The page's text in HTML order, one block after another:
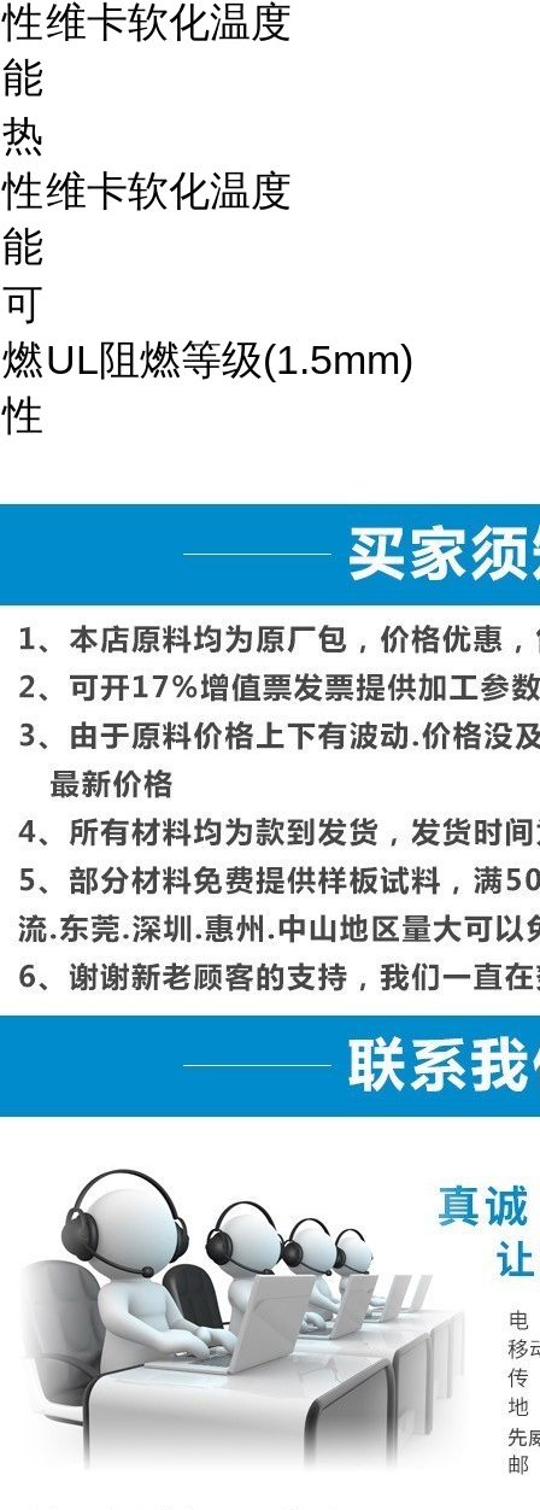
性
能
维卡软化温度
热
性
能
维卡软化温度
可
燃
性
UL阻燃等级(1.5mm)